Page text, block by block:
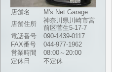
店舗名
M's Net Garage
店舗住所
神奈川県川崎市宮
前区菅生5-17-7
電話番号
090-1439-0117
FAX番号
044-977-1962
営業時間
08:00～20:00
定休日
不定休